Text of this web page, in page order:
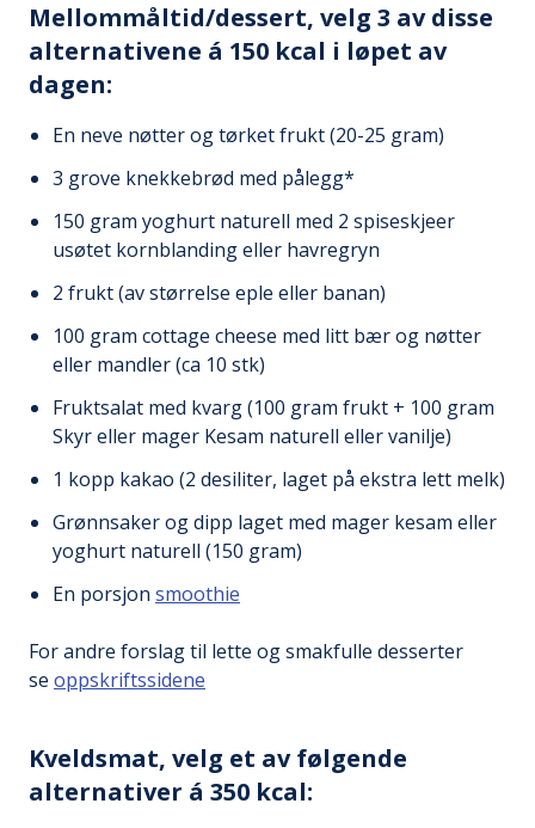
Mellommåltid/dessert, velg 3 av disse
alternativene á 150 kcal i løpet av
dagen:
En neve nøtter og tørket frukt (20-25 gram)
3 grove knekkebrød med pålegg*
150 gram yoghurt naturell med 2 spiseskjeer
usøtet kornblanding eller havregryn
2 frukt (av størrelse eple eller banan)
100 gram cottage cheese med litt bær og nøtter
eller mandler (ca 10 stk)
Fruktsalat med kvarg (100 gram frukt + 100 gram
Skyr eller mager Kesam naturell eller vanilje)
1 kopp kakao (2 desiliter, laget på ekstra lett melk)
Grønnsaker og dipp laget med mager kesam eller
yoghurt naturell (150 gram)
En porsjon smoothie
For andre forslag til lette og smakfulle desserter
se oppskriftssidene
Kveldsmat, velg et av følgende
alternativer á 350 kcal: